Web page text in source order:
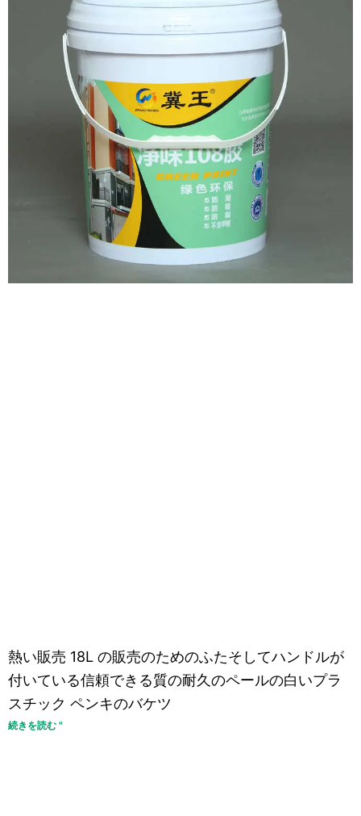
熱い販売 18L の販売のためのふたそしてハンドルが
付いている信頼できる質の耐久のペールの白いプラ
スチック ペンキのバケツ
続きを読む "